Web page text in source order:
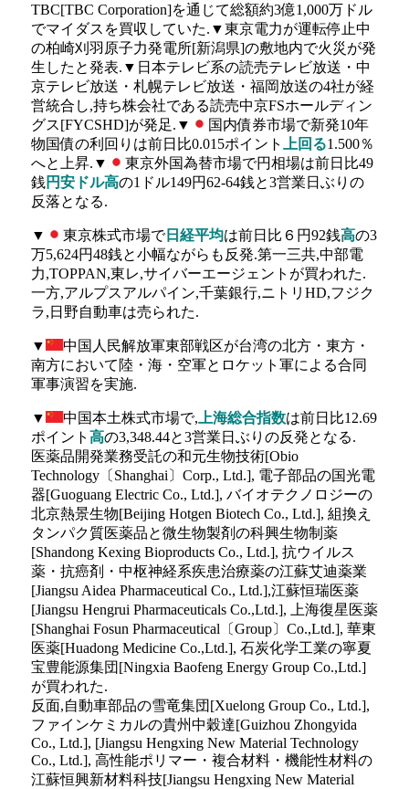
TBC[TBC Corporation]を通じて総額約3億1,000万ドル
でマイダスを買収していた.▼東京電力が運転停止中
の柏崎刈羽原子力発電所[新潟県]の敷地内で火災が発
生したと発表.▼日本テレビ系の読売テレビ放送・中
京テレビ放送・札幌テレビ放送・福岡放送の4社が経
営統合し,持ち株会社である読売中京FSホールディン
グス[FYCSHD]が発足.▼
国内債券市場で新発10年
物国債の利回りは前日比0.015ポイント
上回る1.500％
へと上昇.▼
東京外国為替市場で円相場は前日比49
銭 円安ドル高の1ドル149円62-64銭と3営業日ぶりの
反落となる.
▼ 東京株式市場で日経平均は前日比６円92銭高の3
万5,624円48銭と小幅ながらも反発.第一三共,中部電
力,TOPPAN,東レ,サイバーエージェントが買われた.
一方,アルプスアルパイン,千葉銀行,ニトリHD,フジク
ラ,日野自動車は売られた.
▼
中国人民解放軍東部戦区が台湾の北方・東方・
南方において陸・海・空軍とロケット軍による合同
軍事演習を実施.
▼ 中国本土株式市場で, 上海総合指数は前日比12.69
ポイント 高の3,348.44と3営業日ぶりの反発となる.
医薬品開発業務受託の和元生物技術[Obio
Technology〔Shanghai〕Corp., Ltd.], 電子部品の国光電
器[Guoguang Electric Co., Ltd.], バイオテクノロジーの
北京熱景生物[Beijing Hotgen Biotech Co., Ltd.], 組換え
タンパク質医薬品と微生物製剤の科興生物制薬
[Shandong Kexing Bioproducts Co., Ltd.], 抗ウイルス
薬・抗癌剤・中枢神経系疾患治療薬の江蘇艾迪薬業
[Jiangsu Aidea Pharmaceutical Co., Ltd.],江蘇恒瑞医薬
[Jiangsu Hengrui Pharmaceuticals Co.,Ltd.], 上海復星医薬
[Shanghai Fosun Pharmaceutical〔Group〕Co.,Ltd.], 華東
医薬[Huadong Medicine Co.,Ltd.], 石炭化学工業の寧夏
宝豊能源集団[Ningxia Baofeng Energy Group Co.,Ltd.]
が買われた.
反面,自動車部品の雪竜集団[Xuelong Group Co., Ltd.],
ファインケミカルの貴州中穀達[Guizhou Zhongyida
Co., Ltd.], [Jiangsu Hengxing New Material Technology
Co., Ltd.], 高性能ポリマー・複合材料・機能性材料の
江蘇恒興新材料科技[Jiangsu Hengxing New Material